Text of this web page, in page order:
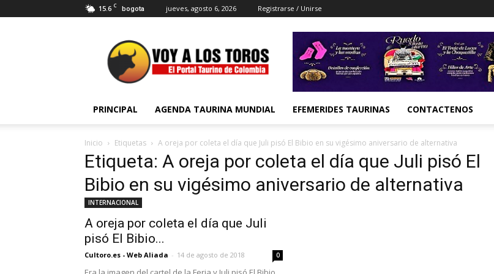
15.6 C bogota jueves, agosto 6, 2026 Registrarse / Unirse
Voy
a
Los
Toros
PRINCIPAL AGENDA TAURINA MUNDIAL EFEMERIDES TAURINAS CONTACTENOS
Inicio Etiquetas A oreja por coleta el día que Juli pisó El Bibio en su vigésimo aniversario de alternativa
Etiqueta: A oreja por coleta el día que Juli pisó El
Bibio en su vigésimo aniversario de alternativa
INTERNACIONAL
A oreja por coleta el día que Juli
pisó El Bibio...
Cultoro.es - Web Aliada - 14 de agosto de 2018 0